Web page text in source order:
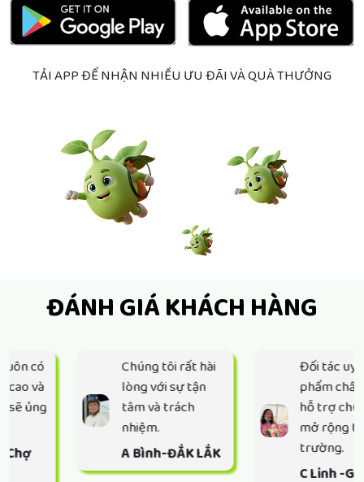
TẢI APP ĐỂ NHẬN NHIỀU ƯU ĐÃI VÀ QUÀ THƯỞNG
ĐÁNH GIÁ KHÁCH HÀNG
Chúng tôi rất hài
lòng với sự tận
tâm và trách
nhiệm.
A Bình-ĐẮK LẮK
Đối tác uy tín sản
phẩm chất lượng,
hỗ trợ chúng tôi
mở rộng thị
C Linh -Gia Lai